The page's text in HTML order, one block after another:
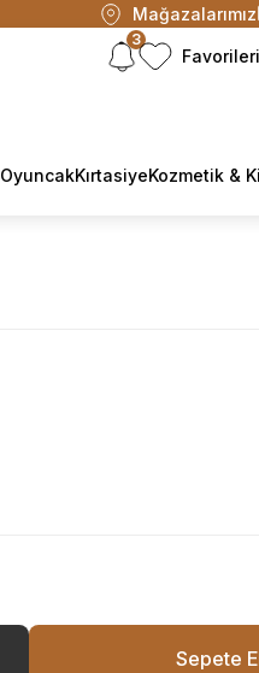
Mağazalarımız
3
OyuncakKırtasiyeKozmetik &
Sepete